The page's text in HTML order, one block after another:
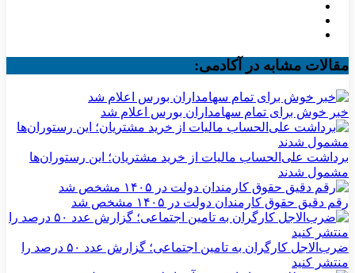
مقالات مشابه در آکادمی:
خبر خوش برای تمام سهامداران بورس اعلام شد
برداشت علی‌الحساب مالیات از خرید مشتریان؛ این رستوران‌ها
مشمول شدند
رقم دقیق حقوق کارمندان دولت در ۱۴۰۵ مشخص شد
ضرب‌الاجل کارگران به تامین اجتماعی؛ گزارش عدد ۵۰ درصد را
منتشر کنید